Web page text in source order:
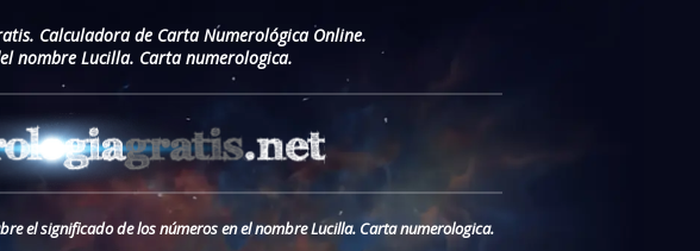
Calculadora de Carta Numerológica Online.
nombre Lucilla. Carta numerologica.
el significado de los números en el nombre Lucilla. Carta numerologica.